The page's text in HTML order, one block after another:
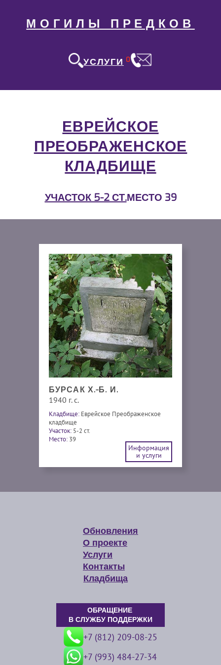
МОГИЛЫ ПРЕДКОВ
УСЛУГИ 0
ЕВРЕЙСКОЕ
ПРЕОБРАЖЕНСКОЕ
КЛАДБИЩЕ
УЧАСТОК 5-2 СТ.МЕСТО 39
БУРСАК Х.-Б. И.
1940 г. с.
Кладбище: Еврейское Преображенское
кладбище
Участок: 5-2 ст.
Место: 39
Информация
и услуги
Обновления
О проекте
Услуги
Контакты
Кладбища
ОБРАЩЕНИЕ
В СЛУЖБУ ПОДДЕРЖКИ
+7 (812) 209-08-25
+7 (993) 484-27-34